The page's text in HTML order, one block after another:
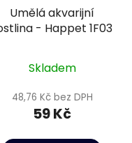
Umělá akvarijní
- Happet 1F03
Skladem
48,76 Kč bez DPH
59 Kč